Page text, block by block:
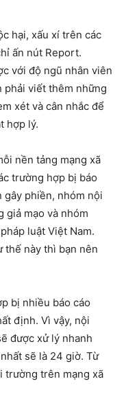
hại, xấu xí trên các
ấn nút Report.
với độ ngũ nhân viên
phải viết thêm những
xét và cân nhắc để
hợp lý.
nền tảng mạng xã
trường hợp bị báo
phiền, nhóm nội
giả mạo và nhóm
luật Việt Nam.
thế này thì bạn nên
bị nhiều báo cáo
định. Vì vậy, nội
được xử lý nhanh
sẽ là 24 giờ. Từ
trường trên mạng xã